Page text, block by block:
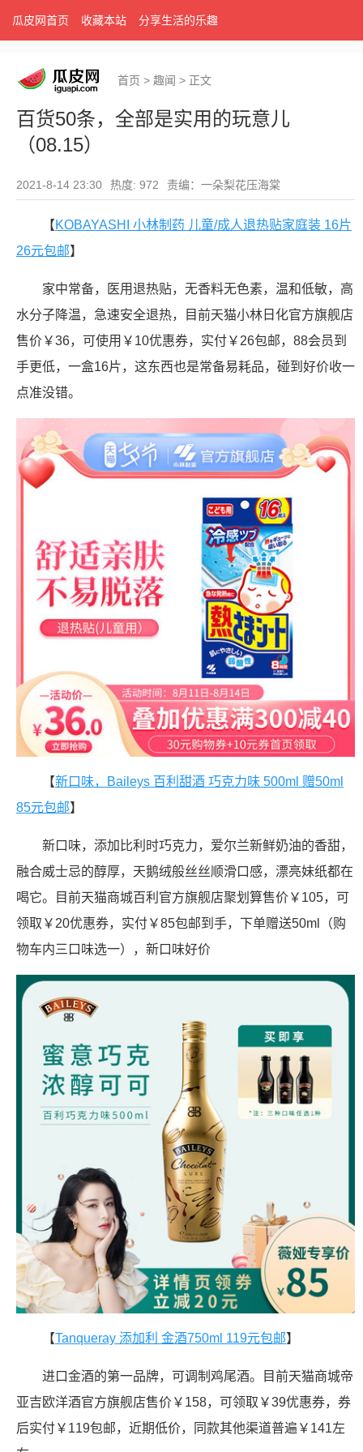
瓜皮网首页 收藏本站 分享生活的乐趣
首页 > 趣闻 > 正文
百货50条，全部是实用的玩意儿
（08.15）
2021-8-14 23:30 热度: 972 责编：一朵梨花压海棠
【KOBAYASHI 小林制药 儿童/成人退热贴家庭装 16片
26元包邮】
家中常备，医用退热贴，无香料无色素，温和低敏，高
水分子降温，急速安全退热，目前天猫小林日化官方旗舰店
售价￥36，可使用￥10优惠券，实付￥26包邮，88会员到
手更低，一盒16片，这东西也是常备易耗品，碰到好价收一
点准没错。
【新口味，Baileys 百利甜酒 巧克力味 500ml 赠50ml
85元包邮】
新口味，添加比利时巧克力，爱尔兰新鲜奶油的香甜，
融合威士忌的醇厚，天鹅绒般丝丝顺滑口感，漂亮妹纸都在
喝它。目前天猫商城百利官方旗舰店聚划算售价￥105，可
领取￥20优惠券，实付￥85包邮到手，下单赠送50ml（购
物车内三口味选一），新口味好价
【Tanqueray 添加利 金酒750ml 119元包邮】
进口金酒的第一品牌，可调制鸡尾酒。目前天猫商城帝
亚吉欧洋酒官方旗舰店售价￥158，可领取￥39优惠券，券
后实付￥119包邮，近期低价，同款其他渠道普遍￥141左